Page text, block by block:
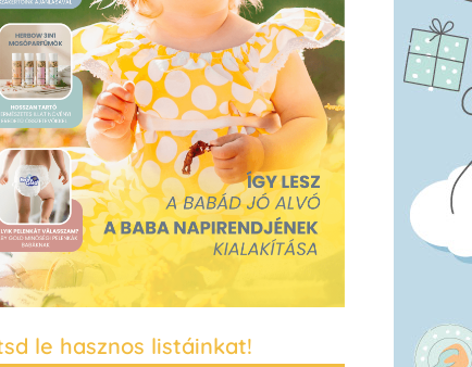
le hasznos listáinkat!